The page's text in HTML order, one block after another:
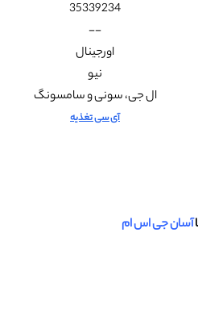
35339234
--
اورجینال
نیو
ال جی، سونی و سامسونگ
آی سی تغذیه
آسان جی اس ام